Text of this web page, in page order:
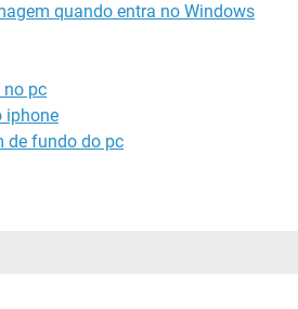
quando entra no Windows
no pc
iphone
de fundo do pc